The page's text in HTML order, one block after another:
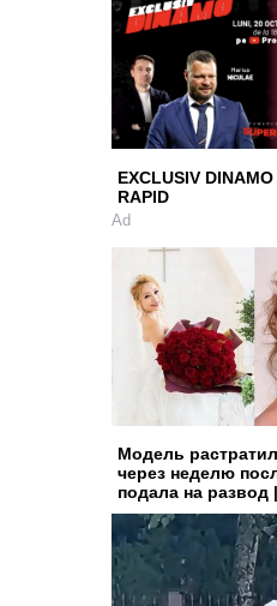
EXCLUSIV
RAPID
Ad
Модель
через неделю
подала на развод